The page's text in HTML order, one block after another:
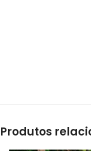
Produtos